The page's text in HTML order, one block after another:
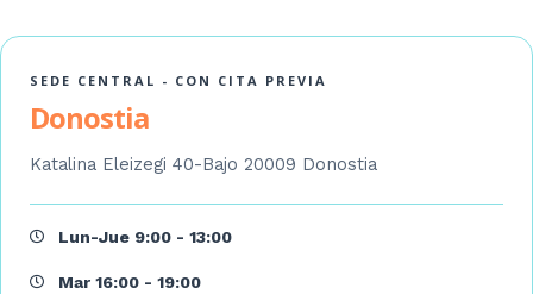
P
*SEDE CENTRAL - CON CITA PREVIA
Donostia
Katalina Eleizegi 40-Bajo 20009 Donostia
Lun-Jue 9:00 - 13:00
Mar 16:00 - 19:00